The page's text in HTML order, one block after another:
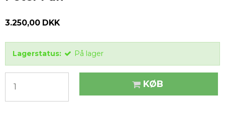
3.250,00 DKK
Lagerstatus: På lager
KØB